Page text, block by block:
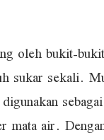
oleh bukit-
sukar sekali.
mata air.